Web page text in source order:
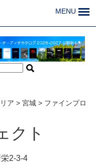
MENU
ア > 宮城 > ファインプロ
クト
2-3-4